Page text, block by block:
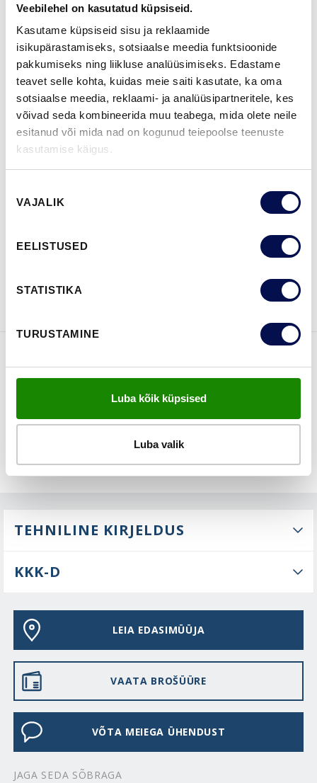
Veebilehel on kasutatud küpsiseid.
Kasutame küpsiseid sisu ja reklaamide
isikupärastamiseks, sotsiaalse meedia funktsioonide
pakkumiseks ning liikluse analüüsimiseks. Edastame
teavet selle kohta, kuidas meie saiti kasutate, ka oma
sotsiaalse meedia, reklaami- ja analüüsipartneritele, kes
võivad seda kombineerida muu teabega, mida olete neile
esitanud või mida nad on kogunud teiepoolse teenuste
kasutamise käigus.
valik
VAJALIK
EELISTUSED
STATISTIKA
TURUSTAMINE
Luba kõik küpsised
Luba valik
ROHKEM
MÕÕDUD
BROŠÜÜRE
ühendust
TEHNILINE KIRJELDUS
KKK-D
LEIA EDASIMÜÜJA
VAATA BROŠÜÜRE
VÕTA MEIEGA ÜHENDUST
JAGA SEDA SÕBRAGA